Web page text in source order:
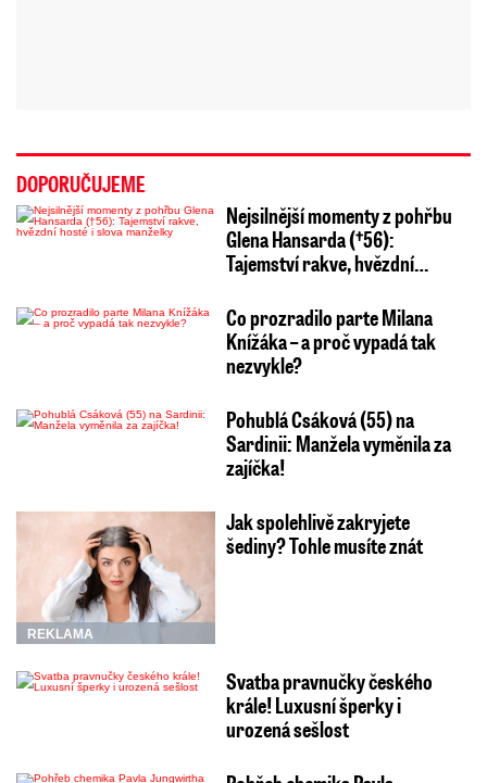
DOPORUČUJEME
Nejsilnější momenty z pohřbu
Glena Hansarda (†56):
Tajemství rakve, hvězdní…
Co prozradilo parte Milana
Knížáka – a proč vypadá tak
nezvykle?
Pohublá Csáková (55) na
Sardinii: Manžela vyměnila za
zajíčka!
REKLAMA
Jak spolehlivě zakryjete
šediny? Tohle musíte znát
Svatba pravnučky českého
krále! Luxusní šperky i
urozená sešlost